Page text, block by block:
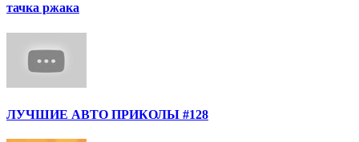
тачка ржака
ЛУЧШИЕ АВТО ПРИКОЛЫ #128